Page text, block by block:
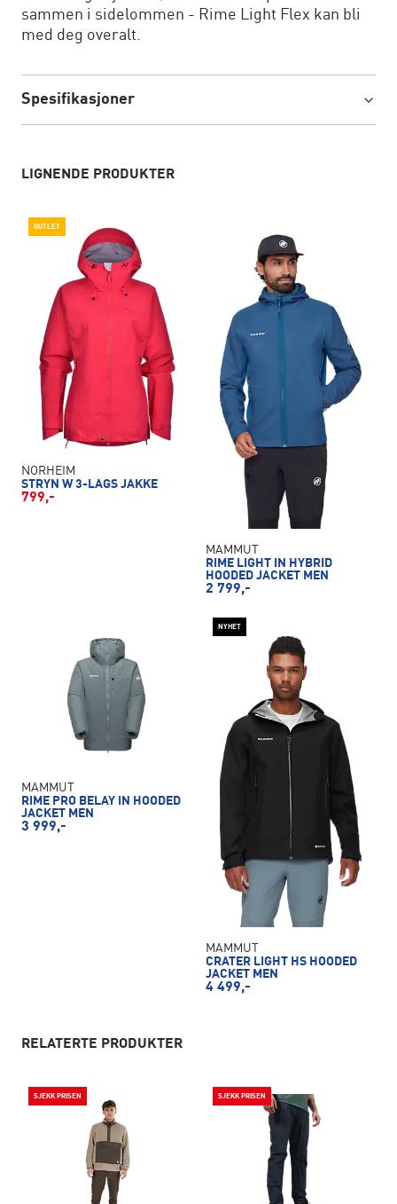
sammen i sidelommen - Rime Light Flex kan bli
med deg overalt.
Spesifikasjoner
LIGNENDE PRODUKTER
OUTLET
NORHEIM
STRYN W 3-LAGS JAKKE
799,-
MAMMUT
RIME LIGHT IN HYBRID
HOODED JACKET MEN
2 799,-
MAMMUT
RIME PRO BELAY IN HOODED
JACKET MEN
3 999,-
NYHET
MAMMUT
CRATER LIGHT HS HOODED
JACKET MEN
4 499,-
RELATERTE PRODUKTER
SJEKK PRISEN SJEKK PRISEN